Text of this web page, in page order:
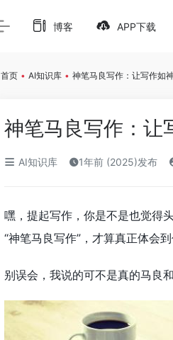
博客 APP下载
首页 • AI知识库 • 神笔马良写作：让写作如
神笔马良写作：让
AI知识库 1年前 (2025)发布
嘿，提起写作，你是不是也觉得
“神笔马良写作”，才算真正体会
别误会，我说的可不是真的马良